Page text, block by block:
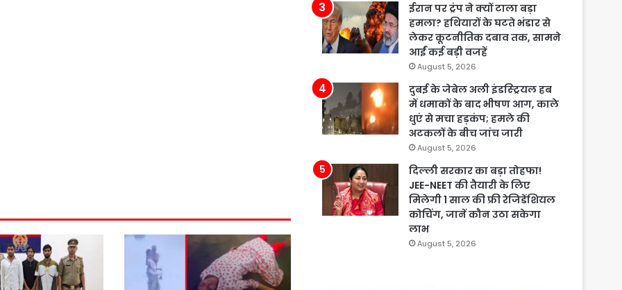
ईरान पर ट्रंप ने क्यों टाला बड़ा
हमला? हथियारों के घटते भंडार से
लेकर कूटनीतिक दबाव तक, सामने
आईं कई बड़ी वजहें
August 5, 2026
दुबई के जेबेल अली इंडस्ट्रियल हब
में धमाकों के बाद भीषण आग, काले
धुएं से मचा हड़कंप; हमले की
अटकलों के बीच जांच जारी
August 5, 2026
दिल्ली सरकार का बड़ा तोहफा!
JEE-NEET की तैयारी के लिए
मिलेगी 1 साल की फ्री रेजिडेंशियल
कोचिंग, जानें कौन उठा सकेगा
लाभ
August 5, 2026